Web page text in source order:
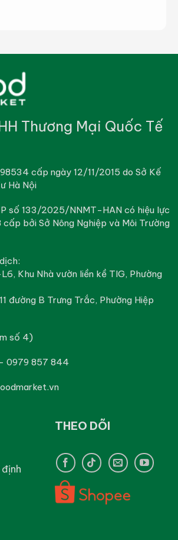
Thương Mại Quốc Tế
cấp ngày 12/11/2015 do Sở Kế
Hà Nội
số 133/2025/NNMT-HAN có hiệu lực
bởi Sở Nông Nghiệp và Môi Trường
Khu Nhà vườn liền kề TIG, Phường
đường B Trưng Trắc, Phường Hiệp
số 4)
0979 857 844
THEO DÕI